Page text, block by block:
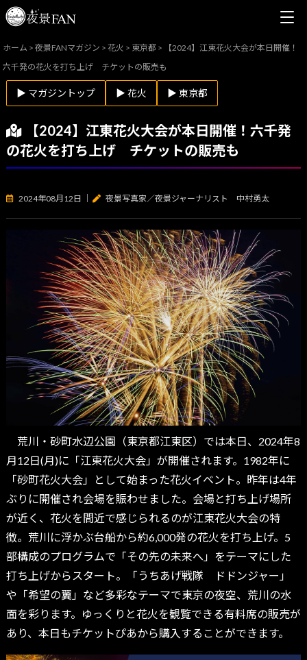
ホーム >夜景FANマガジン >花火 > 東京都 >
【2024】江東花火大会が本日開催！
六千発の花火を打ち上げ チケットの販売も
▶ マガジントップ ▶ 花火 ▶ 東京都
【2024】江東花火大会が本日開催！六千発
の花火を打ち上げ チケットの販売も
2024年08月12日 夜景写真家／夜景ジャーナリスト 中村勇太
荒川・砂町水辺公園（東京都江東区）では本日、2024年8
月12日(月)に「江東花火大会」が開催されます。1982年に
「砂町花火大会」として始まった花火イベント。昨年は4年
ぶりに開催され会場を賑わせました。会場と打ち上げ場所
が近く、花火を間近で感じられるのが江東花火大会の特
徴。荒川に浮かぶ台船から約6,000発の花火を打ち上げ。5
部構成のプログラムで「その先の未来へ」をテーマにした
打ち上げからスタート。「うちあげ戦隊 ドドンジャー」
や「希望の翼」など多彩なテーマで東京の夜空、荒川の水
面を彩ります。ゆっくりと花火を観覧できる有料席の販売が
あり、本日もチケットぴあから購入することができます。